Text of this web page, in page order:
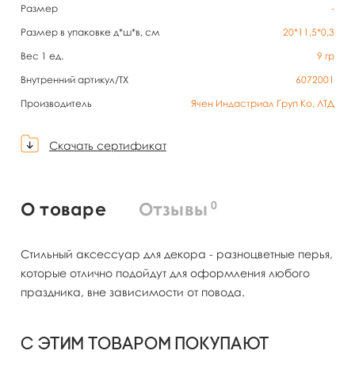
Размер
-
Размер в упаковке д*ш*в, см
20*11,5*0,3
Вес 1 ед.
9 гр
Внутренний артикул/TX
6072001
Производитель
Ячен Индастриал Груп Ко, ЛТД
Скачать сертификат
О товаре Отзывы 0
Стильный аксессуар для декора - разноцветные перья,
которые отлично подойдут для оформления любого
праздника, вне зависимости от повода.
С этим товаром покупают